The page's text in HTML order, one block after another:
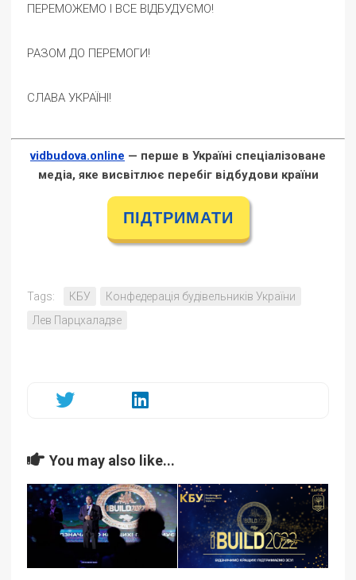
ПЕРЕМОЖЕМО І ВСЕ ВІДБУДУЄМО!
РАЗОМ ДО ПЕРЕМОГИ!
СЛАВА УКРАЇНІ!
vidbudova.online — перше в Україні спеціалізоване
медіа, яке висвітлює перебіг відбудови країни
ПІДТРИМАТИ
Tags: КБУ
Конфедерація будівельників України
Лев Парцхаладзе
You may also like...